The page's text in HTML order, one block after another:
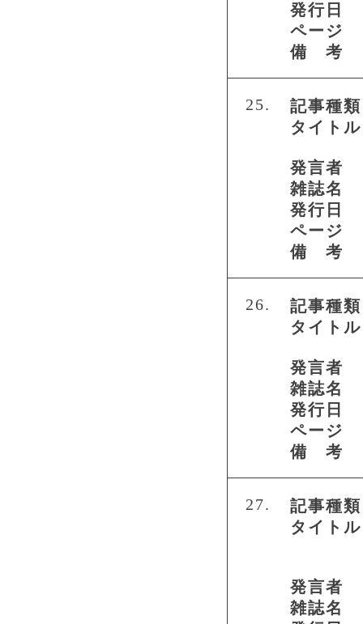
発行日
ページ
備 考
25.
記事種類
タイトル
発言者
雑誌名
発行日
ページ
備 考
26.
記事種類
タイトル
発言者
雑誌名
発行日
ページ
備 考
27.
記事種類
タイトル
発言者
雑誌名